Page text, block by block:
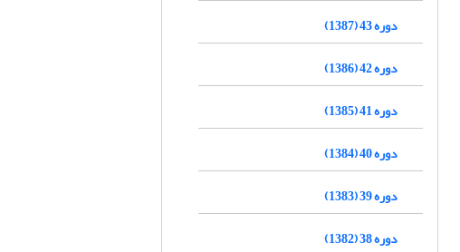
دوره 43 (1387)
دوره 42 (1386)
دوره 41 (1385)
دوره 40 (1384)
دوره 39 (1383)
دوره 38 (1382)